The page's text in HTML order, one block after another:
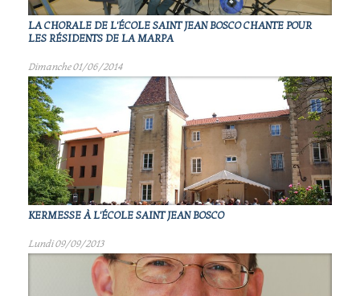
LA CHORALE DE L'ÉCOLE SAINT JEAN BOSCO CHANTE POUR
LES RÉSIDENTS DE LA MARPA
Dimanche 01/06/2014
KERMESSE À L'ÉCOLE SAINT JEAN BOSCO
Lundi 09/09/2013